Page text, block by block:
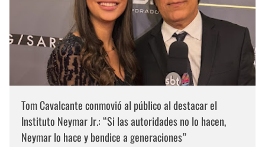
Tom Cavalcante conmovió al público al destacar el
Instituto Neymar Jr.: “Si las autoridades no lo hacen,
Neymar lo hace y bendice a generaciones”